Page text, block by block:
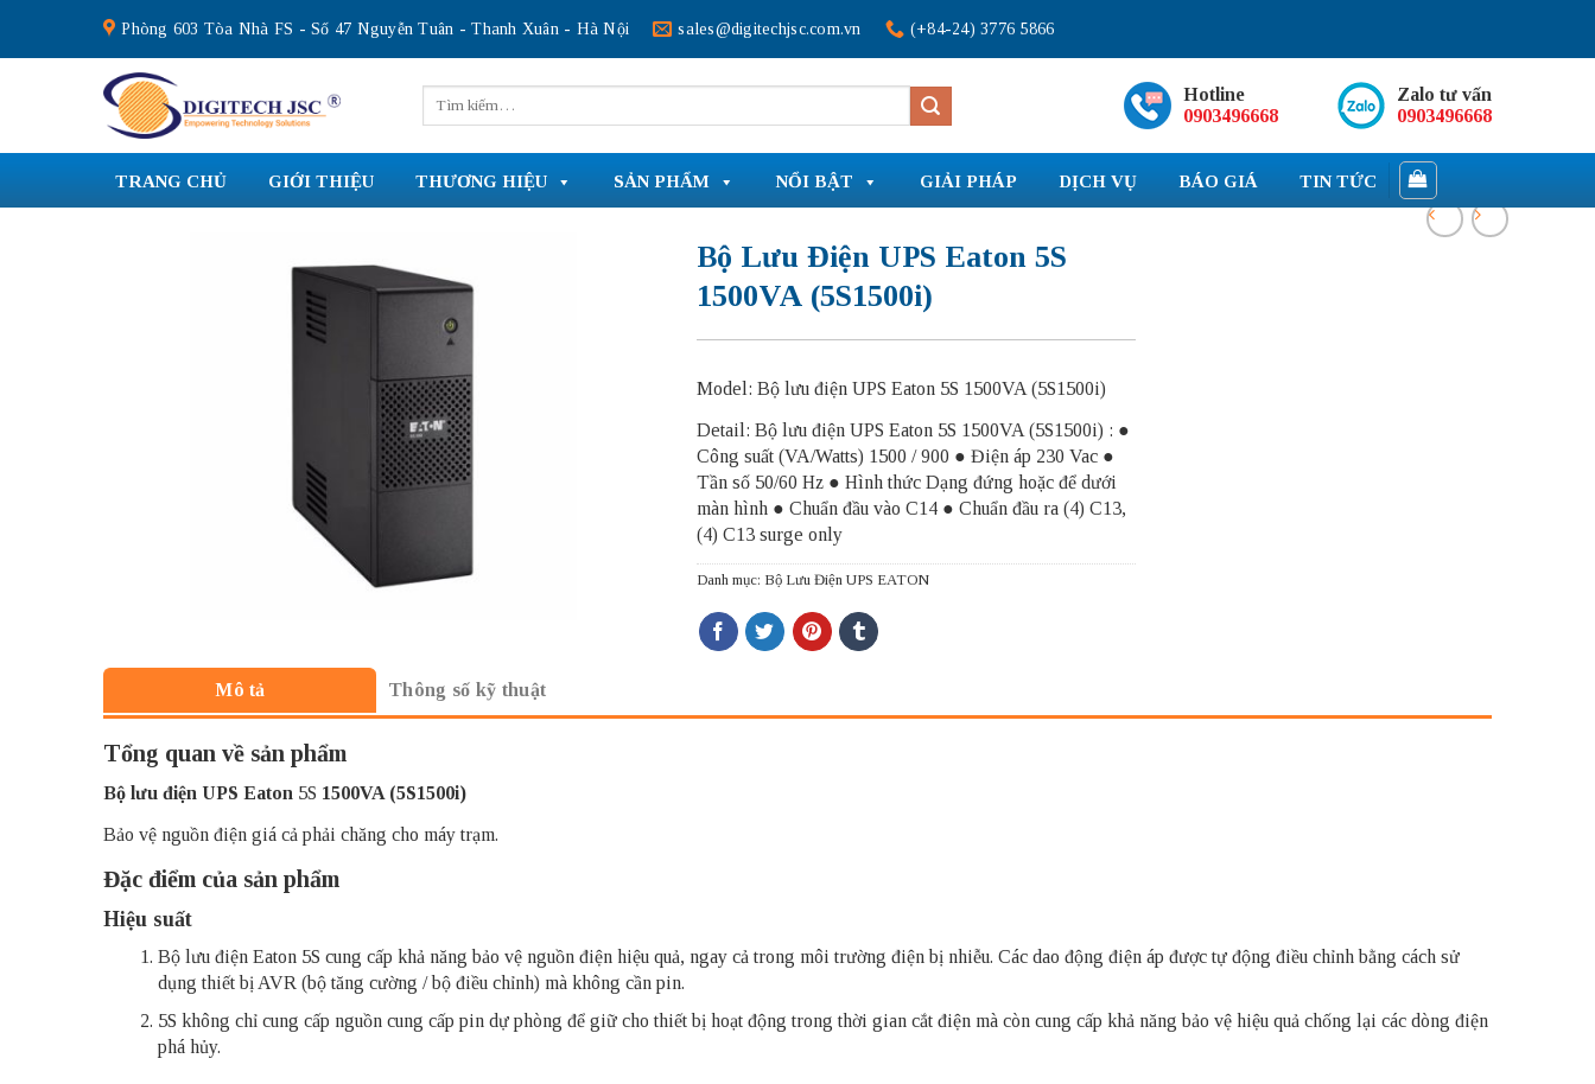
content
Phòng 603 Tòa Nhà FS - Số 47 Nguyễn Tuân - Thanh Xuân - Hà Nội sales@digitechjsc.com.vn (+84-24) 3776 5866
kiếm:
Hotline
0903496668
Zalo tư vấn
0903496668
TRANG CHỦ GIỚI THIỆU THƯƠNG HIỆU SẢN PHẨM NỔI BẬT GIẢI PHÁP DỊCH VỤ BÁO GIÁ TIN TỨC
Bộ Lưu Điện UPS Eaton 5S
1500VA (5S1500i)
Model: Bộ lưu điện UPS Eaton 5S 1500VA (5S1500i)
Detail: Bộ lưu điện UPS Eaton 5S 1500VA (5S1500i) : ●
Công suất (VA/Watts) 1500 / 900 ● Điện áp 230 Vac ●
Tần số 50/60 Hz ● Hình thức Dạng đứng hoặc để dưới
màn hình ● Chuẩn đầu vào C14 ● Chuẩn đầu ra (4) C13,
(4) C13 surge only
Danh mục: Bộ Lưu Điện UPS EATON
Mô tả Thông số kỹ thuật
Tổng quan về sản phẩm
Bộ lưu điện UPS Eaton 5S 1500VA (5S1500i)
Bảo vệ nguồn điện giá cả phải chăng cho máy trạm.
Đặc điểm của sản phẩm
Hiệu suất
Bộ lưu điện Eaton 5S cung cấp khả năng bảo vệ nguồn điện hiệu quả, ngay cả trong môi trường điện bị nhiễu. Các dao động điện áp được tự động điều chỉnh bằng cách sử
dụng thiết bị AVR (bộ tăng cường / bộ điều chỉnh) mà không cần pin.
5S không chỉ cung cấp nguồn cung cấp pin dự phòng để giữ cho thiết bị hoạt động trong thời gian cắt điện mà còn cung cấp khả năng bảo vệ hiệu quả chống lại các dòng điện
phá hủy.